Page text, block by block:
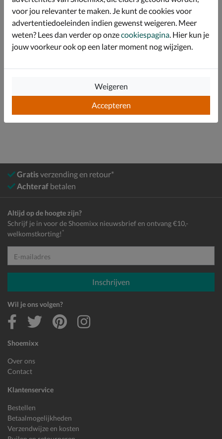
natuurlijk rubber en 3% hars uit papierafval.
Specificaties
Sneakers
Gratisverzending en retour*
Achteraf betalen
Shoemixx
Over ons
Contact
Klantenservice
Bestellen
Betaalmogelijkheden
Verzendwijze en kosten
Altijd op de hoogte zijn?
Schrijf je in voor de Shoemixx nieuwsbrief en ontvang €10,-
welkomstkorting! *
E-mailadres
Inschrijven
Wil je ons volgen?
voor jou relevanter te maken. Je kunt de cookies voor
advertentiedoeleinden indien gewenst weigeren. Meer
weten? Lees dan verder op onzecookiespagina . Hier kun je
jouw voorkeur ook op een later moment nog wijzigen.
Accepteren
Weigeren